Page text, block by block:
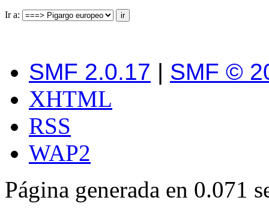
Ir a:
SMF 2.0.17 | SMF ©
XHTML
RSS
WAP2
Página generada en 0.071